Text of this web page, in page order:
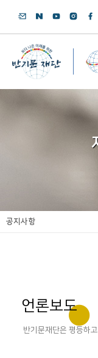
공지사항
언론보도
반기문재단은 평등하